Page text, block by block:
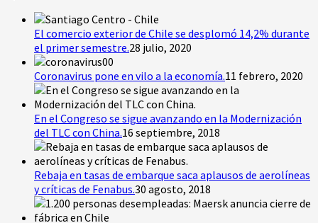
El comercio exterior de Chile se desplomó 14,2% durante
el primer semestre.28 julio, 2020
Coronavirus pone en vilo a la economía.11 febrero, 2020
En el Congreso se sigue avanzando en la Modernización
del TLC con China.16 septiembre, 2018
Rebaja en tasas de embarque saca aplausos de aerolíneas
y críticas de Fenabus.30 agosto, 2018